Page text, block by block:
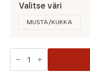
Valitse väri
MUSTA/KUKKA
Mons
Royale
Santa